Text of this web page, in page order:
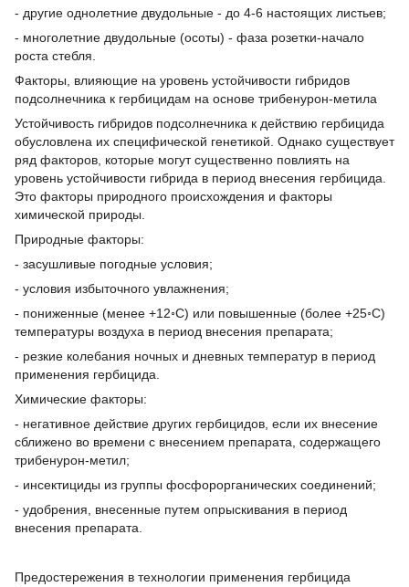
- другие однолетние двудольные - до 4-6 настоящих листьев;
- многолетние двудольные (осоты) - фаза розетки-начало
роста стебля.
Факторы, влияющие на уровень устойчивости гибридов
подсолнечника к гербицидам на основе трибенурон-метила
Устойчивость гибридов подсолнечника к действию гербицида
обусловлена их специфической генетикой. Однако существует
ряд факторов, которые могут существенно повлиять на
уровень устойчивости гибрида в период внесения гербицида.
Это факторы природного происхождения и факторы
химической природы.
Природные факторы:
- засушливые погодные условия;
- условия избыточного увлажнения;
- пониженные (менее +12◦С) или повышенные (более +25◦С)
температуры воздуха в период внесения препарата;
- резкие колебания ночных и дневных температур в период
применения гербицида.
Химические факторы:
- негативное действие других гербицидов, если их внесение
сближено во времени с внесением препарата, содержащего
трибенурон-метил;
- инсектициды из группы фосфорорганических соединений;
- удобрения, внесенные путем опрыскивания в период
внесения препарата.
Предостережения в технологии применения гербицида